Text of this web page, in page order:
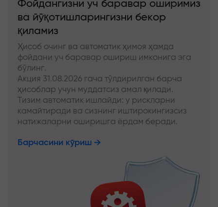
Фойдангизни уч баравар оширимиз
ва йўқотишларингизни бекор
қиламиз
Ҳисоб очинг ва автоматик ҳимоя ҳамда
фойдани уч баравар ошириш имконига эга
бўлинг.
Акция 31.08.2026 гача тўлдирилган барча
ҳисоблар учун муддатсиз амал қилади.
Тизим автоматик ишлайди: у рискларни
камайтиради ва сизнинг иштирокингизсиз
натижаларни оширишга ёрдам беради.
Барчасини кўриш